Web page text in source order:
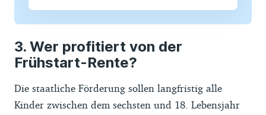
Wer profitiert von der
Frühstart-Rente?
Die staatliche Förderung sollen langfristig alle
Kinder zwischen dem sechsten und 18. Lebensjahr